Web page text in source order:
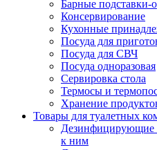
Барные подставки-
Консервирование
Кухонные
Посуда для
Посуда для СВЧ
Посуда одноразовая
Сервировка стола
Термосы и
Хранение
Товары для туалетных
Дезинфицирующие
к ним